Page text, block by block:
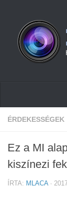
Hírek
Cikkek
ÉRDEKESSÉGEK
Ez a MI
kiszínezi
ÍRTA: MLACA·